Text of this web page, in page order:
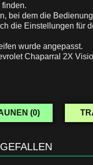
finden.
bei dem die
die Einstellungen für
wurde angepasst.
Chaparral 2X
(0)